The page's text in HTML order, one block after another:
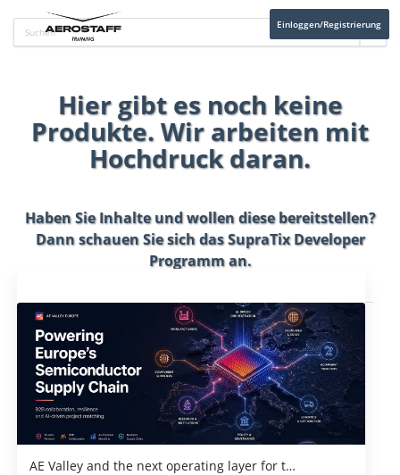
Einloggen/Registrierung
Hier gibt es noch keine
Produkte. Wir arbeiten mit
Hochdruck daran.
Haben Sie Inhalte und wollen diese bereitstellen?
Dann schauen Sie sich dasSupraTix Developer
Programman.
AE Valley and the next operating layer for t…